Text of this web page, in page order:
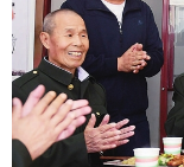
太原日报